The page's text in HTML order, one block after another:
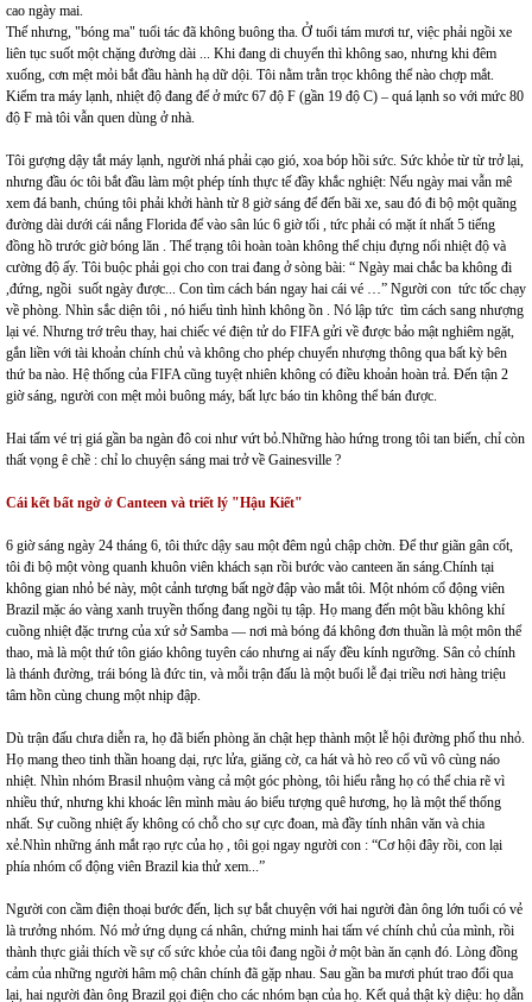
cao ngày mai.
Thế nhưng, "bóng ma" tuổi tác đã không buông tha. Ở tuổi tám mươi tư, việc phải ngồi xe
liên tục suốt một chặng đường dài ... Khi đang di chuyển thì không sao, nhưng khi đêm
xuống, cơn mệt mỏi bắt đầu hành hạ dữ dội. Tôi nằm trằn trọc không thể nào chợp mắt.
Kiểm tra máy lạnh, nhiệt độ đang để ở mức 67 độ F (gần 19 độ C) – quá lạnh so với mức 80
độ F mà tôi vẫn quen dùng ở nhà.
Tôi gượng dậy tắt máy lạnh, người nhá phải cạo gió, xoa bóp hồi sức. Sức khỏe từ từ trở lại,
nhưng đầu óc tôi bắt đầu làm một phép tính thực tế đầy khắc nghiệt: Nếu ngày mai vẫn mê
xem đá banh, chúng tôi phải khởi hành từ 8 giờ sáng để đến bãi xe, sau đó đi bộ một quãng
đường dài dưới cái nắng Florida để vào sân lúc 6 giờ tối , tức phải có mặt ít nhất 5 tiếng
đồng hồ trước giờ bóng lăn . Thể trạng tôi hoàn toàn không thể chịu đựng nổi nhiệt độ và
cường độ ấy. Tôi buộc phải gọi cho con trai đang ở sòng bài: “ Ngày mai chắc ba không đi
,đứng, ngồi suốt ngày được... Con tìm cách bán ngay hai cái vé …” Người con tức tốc chạy
về phòng. Nhìn sắc diện tôi , nó hiểu tình hình không ồn . Nó lập tức tìm cách sang nhượng
lại vé. Nhưng trớ trêu thay, hai chiếc vé điện tử do FIFA gửi về được bảo mật nghiêm ngặt,
gắn liền với tài khoản chính chủ và không cho phép chuyển nhượng thông qua bất kỳ bên
thứ ba nào. Hệ thống của FIFA cũng tuyệt nhiên không có điều khoản hoàn trả. Đến tận 2
giờ sáng, người con mệt mỏi buông máy, bất lực báo tin không thể bán được.
Hai tấm vé trị giá gần ba ngàn đô coi như vứt bỏ.Những hào hứng trong tôi tan biến, chỉ còn
thất vọng ê chề : chỉ lo chuyện sáng mai trở về Gainesville ?
Cái kết bất ngờ ở Canteen và triết lý "Hậu Kiết"
6 giờ sáng ngày 24 tháng 6, tôi thức dậy sau một đêm ngủ chập chờn. Để thư giãn gân cốt,
tôi đi bộ một vòng quanh khuôn viên khách sạn rồi bước vào canteen ăn sáng.Chính tại
không gian nhỏ bé này, một cảnh tượng bất ngờ đập vào mắt tôi. Một nhóm cổ động viên
Brazil mặc áo vàng xanh truyền thống đang ngồi tụ tập. Họ mang đến một bầu không khí
cuồng nhiệt đặc trưng của xứ sở Samba — nơi mà bóng đá không đơn thuần là một môn thể
thao, mà là một thứ tôn giáo không tuyên cáo nhưng ai nấy đều kính ngưỡng. Sân cỏ chính
là thánh đường, trái bóng là đức tin, và mỗi trận đấu là một buổi lễ đại triều nơi hàng triệu
tâm hồn cùng chung một nhịp đập.
Dù trận đấu chưa diễn ra, họ đã biến phòng ăn chật hẹp thành một lễ hội đường phố thu nhỏ.
Họ mang theo tinh thần hoang dại, rực lửa, giăng cờ, ca hát và hò reo cổ vũ vô cùng náo
nhiệt. Nhìn nhóm Brasil nhuộm vàng cả một góc phòng, tôi hiểu rằng họ có thể chia rẽ vì
nhiều thứ, nhưng khi khoác lên mình màu áo biểu tượng quê hương, họ là một thể thống
nhất. Sự cuồng nhiệt ấy không có chỗ cho sự cực đoan, mà đầy tính nhân văn và chia
xẻ.Nhìn những ánh mắt rạo rực của họ , tôi gọi ngay người con : “Cơ hội đây rồi, con lại
phía nhóm cổ động viên Brazil kia thử xem...”
Người con cầm điện thoại bước đến, lịch sự bắt chuyện với hai người đàn ông lớn tuổi có vẻ
là trưởng nhóm. Nó mở ứng dụng cá nhân, chứng minh hai tấm vé chính chủ của mình, rồi
thành thực giải thích về sự cố sức khỏe của tôi đang ngồi ở một bàn ăn cạnh đó. Lòng đồng
cảm của những người hâm mộ chân chính đã gặp nhau. Sau gần ba mươi phút trao đổi qua
lại, hai người đàn ông Brazil gọi điện cho các nhóm bạn của họ. Kết quả thật kỳ diệu: họ dẫn